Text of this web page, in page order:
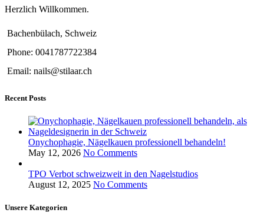
Herzlich Willkommen.
Bachenbülach, Schweiz
Phone: 0041787722384
Email: nails@stilaar.ch
Recent Posts
Onychophagie, Nägelkauen professionell behandeln!
May 12, 2026 No Comments
TPO Verbot schweizweit in den Nagelstudios
August 12, 2025 No Comments
Unsere Kategorien